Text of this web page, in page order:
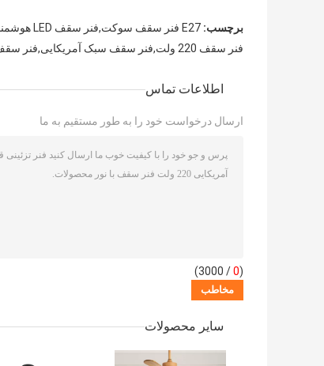
برچسب: E27 فنر سقف سوکت,فنر سقف LED هوشمند,پنکه سقف قابل تنظیم از راه دور
فنر سقف 220 ولت,فنر سقف سبک آمریکایی,فنر سقف تزئینی قدیمی
اطلاعات تماس
ارسال درخواست خود را به طور مستقیم به ما
(
0
/ 3000)
سایر محصولات